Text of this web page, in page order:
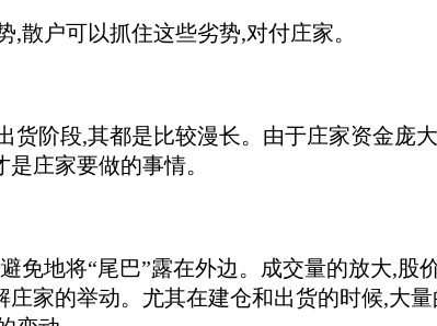
户可以抓住这些劣势,对付庄家。
阶段,其都是比较漫长。由于庄家资金庞
庄家要做的事情。
地将“尾巴”露在外边。成交量的放大,股
家的举动。尤其在建仓和出货的时候,大